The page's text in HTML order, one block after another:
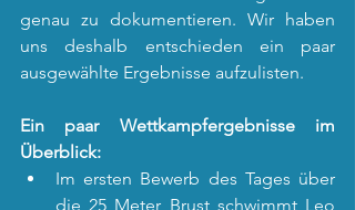
genau zu dokumentieren. Wir haben
uns deshalb entschieden ein paar
ausgewählte Ergebnisse aufzulisten.
Ein paar Wettkampfergebnisse im
Überblick:
Im ersten Bewerb des Tages über
die 25 Meter Brust schwimmt Leo